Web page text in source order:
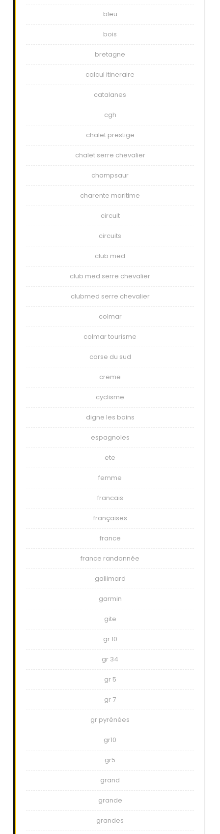
bleu
bois
bretagne
calcul itineraire
catalanes
cgh
chalet prestige
chalet serre chevalier
champsaur
charente maritime
circuit
circuits
club med
club med serre chevalier
clubmed serre chevalier
colmar
colmar tourisme
corse du sud
creme
cyclisme
digne les bains
espagnoles
ete
femme
francais
françaises
france
france randonnée
gallimard
garmin
gite
gr 10
gr 34
gr 5
gr 7
gr pyrénées
gr10
gr5
grand
grande
grandes